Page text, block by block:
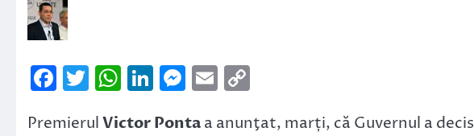
Facebook
Twitter
WhatsApp
LinkedIn
Messenger
Email
PremierulVictor Pontaa anunţat, marți, că Guvernul a decis